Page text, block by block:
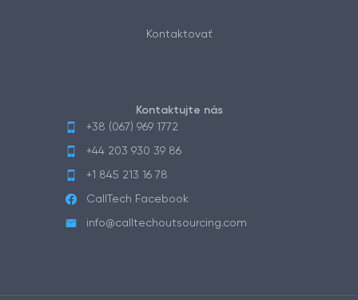
Kontaktovať
Kontaktujte nás
+38 (067) 969 1772
+44 203 930 39 86
+1 845 213 16 78
CallTech Facebook
info@calltechoutsourcing.com